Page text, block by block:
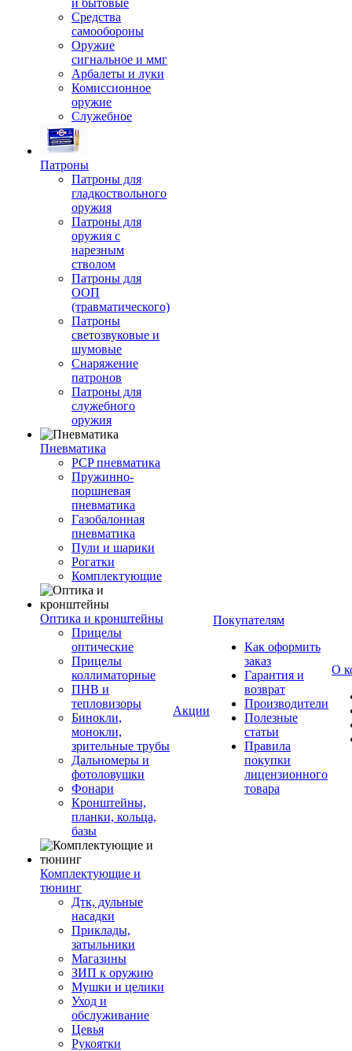
и бытовые
Средства
самообороны
Оружие
сигнальное и ммг
Арбалеты и луки
Комиссионное
оружие
Служебное
Патроны
Патроны для
гладкоствольного
оружия
Патроны для
оружия с
нарезным
стволом
Патроны для
ООП
(травматического)
Патроны
светозвуковые и
шумовые
Снаряжение
патронов
Патроны для
служебного
оружия
Пневматика
PCP пневматика
Пружинно-
поршневая
пневматика
Газобалонная
пневматика
Пули и шарики
Рогатки
Комплектующие
Оптика и кронштейны
Прицелы
оптические
Прицелы
коллиматорные
ПНВ и
тепловизоры
Бинокли,
монокли,
зрительные трубы
Дальномеры и
фотоловушки
Фонари
Кронштейны,
планки, кольца,
базы
Комплектующие и
тюнинг
Дтк, дульные
насадки
Приклады,
затыльники
Магазины
ЗИП к оружию
Мушки и целики
Уход и
обслуживание
Цевья
Рукоятки
Акции
Покупателям
Как оформить
заказ
Гарантия и
возврат
Производители
Полезные
статьи
Правила
покупки
лицензионного
товара
О